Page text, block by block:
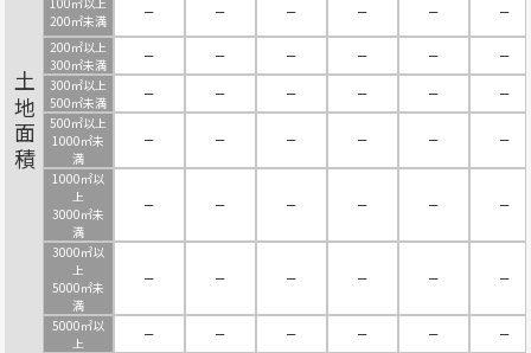
土地面積
200㎡未満
－ － － － －
－
200㎡以上
300㎡未満
－ － － － －
－
300㎡以上
500㎡未満
－ － － － －
－
500㎡以上
1000㎡未
満
－ － － － － －
1000㎡以
上
3000㎡未
満
－ － － － － －
3000㎡以
上
5000㎡未
満
－ － － － － －
5000㎡以
上
－ － － － － －